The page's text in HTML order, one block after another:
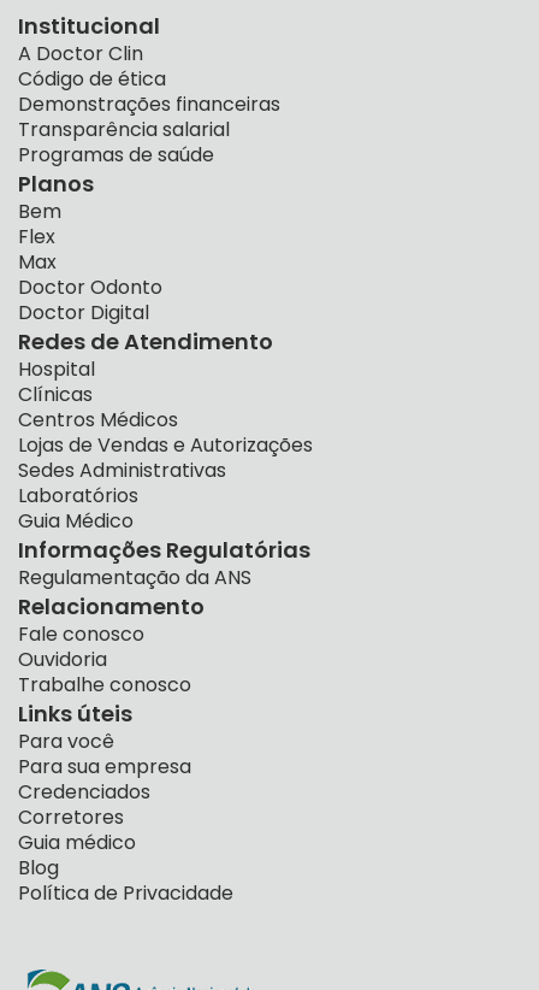
Institucional
A Doctor Clin
Código de ética
Demonstrações financeiras
Transparência salarial
Programas de saúde
Planos
Bem
Flex
Max
Doctor Odonto
Doctor Digital
Redes de Atendimento
Hospital
Clínicas
Centros Médicos
Lojas de Vendas e Autorizações
Sedes Administrativas
Laboratórios
Guia Médico
Informações Regulatórias
Regulamentação da ANS
Relacionamento
Fale conosco
Ouvidoria
Trabalhe conosco
Links úteis
Para você
Para sua empresa
Credenciados
Corretores
Guia médico
Blog
Política de Privacidade